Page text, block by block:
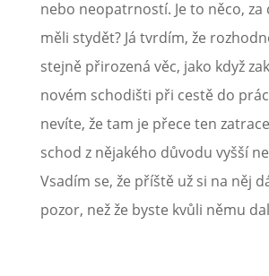
nebo neopatrností. Je to něco, za
měli stydět? Já tvrdím, že
stejně přirozená věc, jako když
novém schodišti při cestě do
nevíte, že tam je přece ten
schod z nějakého důvodu vyšší
Vsadím se, že příště už si na něj
pozor, než že byste kvůli němu